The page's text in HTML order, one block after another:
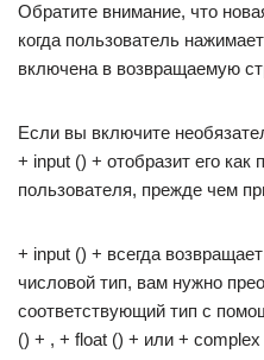
Обратите внимание, что
когда пользователь
включена в возвращаемую
Если вы включите
+ input () + отобразит его как
пользователя, прежде чем
+ input () + всегда
числовой тип, вам нужно
соответствующий тип с
() + , + float () + или + complex